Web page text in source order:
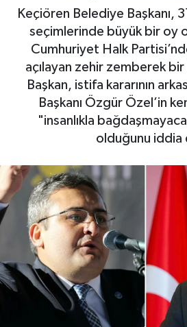
Keçiören Belediye Başkanı,
seçimlerinde büyük bir oy
Cumhuriyet Halk
açılayan zehir zemberek bir
Başkan, istifa kararının
Başkanı Özgür Özel’in
"insanlıkla
olduğunu iddia